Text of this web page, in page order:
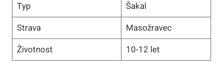
Typ
Šakal
Strava
Masožravec
Životnost
10-12 let